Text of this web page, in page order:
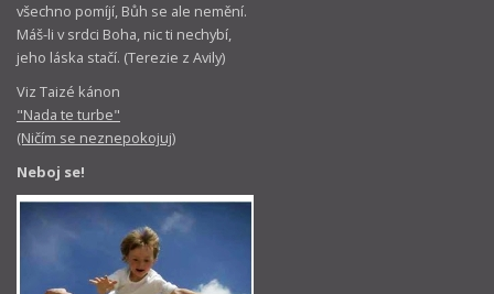
všechno pomíjí, Bůh se ale nemění.
Máš-li v srdci Boha, nic ti nechybí,
jeho láska stačí. (Terezie z Avily)
Viz Taizé kánon
"Nada te turbe"
(Ničím se neznepokojuj)
Neboj se!